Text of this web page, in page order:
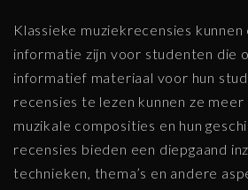
Klassieke muziekrecensies
informatie zijn voor studenten die
informatief materiaal voor hun
recensies te lezen kunnen ze meer
muzikale composities en hun
recensies bieden een diepgaand
technieken, thema’s en andere